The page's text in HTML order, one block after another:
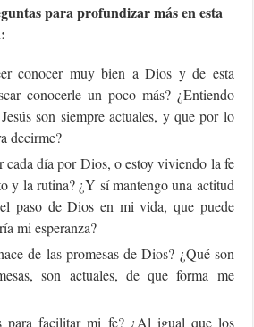
para profundizar más en esta
conocer muy bien a Dios y de esta
conocerle un poco más? ¿Entiendo
son siempre actuales, y que por lo
decirme?
cada día por Dios, o estoy viviendo la fe
y la rutina? ¿Y sí mantengo una actitud
el paso de Dios en mi vida, que puede
mi esperanza?
de las promesas de Dios? ¿Qué son
son actuales, de que forma me
para facilitar mi fe? ¿Al igual que los